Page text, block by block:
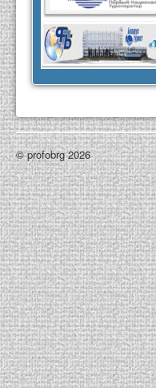
© profobrg 2026